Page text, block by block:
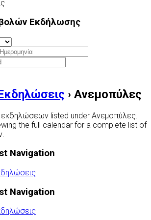
Εκδήλωσης
› Ανεμοπύλες
listed under Ανεμοπύλες.
the full calendar for a complete list of
Navigation
Navigation